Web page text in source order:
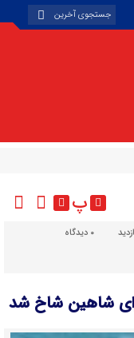
پ
دیدگاه
شاهین شاخ شد